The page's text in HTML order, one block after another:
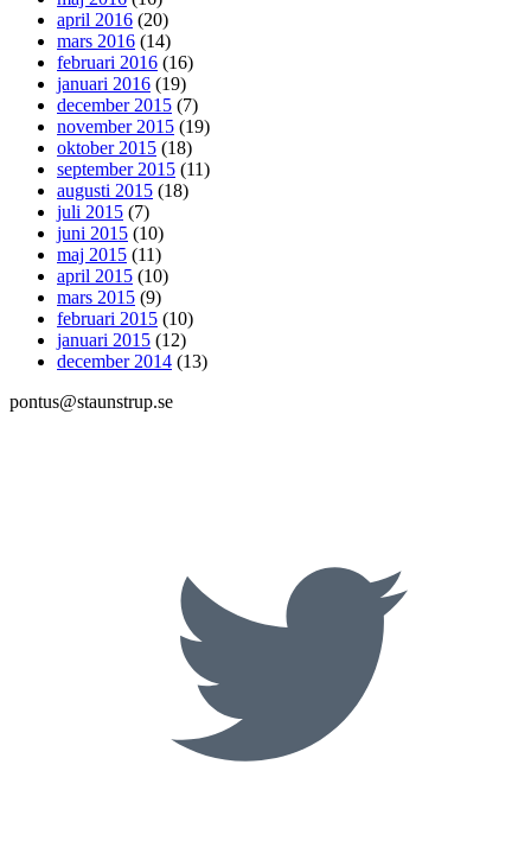
april 2016 (20)
mars 2016 (14)
februari 2016 (16)
januari 2016 (19)
december 2015 (7)
november 2015 (19)
oktober 2015 (18)
september 2015 (11)
augusti 2015 (18)
juli 2015 (7)
juni 2015 (10)
maj 2015 (11)
april 2015 (10)
mars 2015 (9)
februari 2015 (10)
januari 2015 (12)
december 2014 (13)
pontus@staunstrup.se